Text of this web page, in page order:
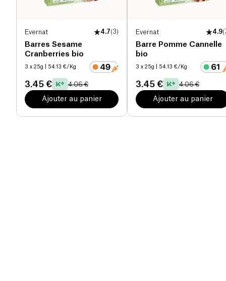
Evernat 4.7(3)
Barres Sesame
Cranberries bio
3 x 25g | 54.13 €/Kg
3.45 € 4.06 €
Ajouter au panier
Evernat 4.9(
Barre Pomme Cannelle
bio
3 x 25g | 54.13 €/Kg
3.45 € 4.06 €
Ajouter au panier